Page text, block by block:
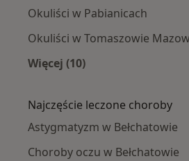
Okuliści w Pabianicach
Okuliści w Tomaszowie
Więcej (10)
Najczęście leczone choroby
Astygmatyzm w Bełchatowie
Choroby oczu w Bełchatowie